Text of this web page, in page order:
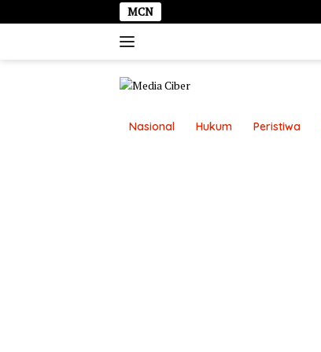
ke
MCN
Nasional Hukum Peristiwa